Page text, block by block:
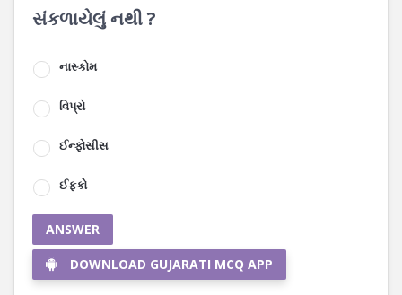
સંકળાયેલું નથી ?
નાસ્કોમ
વિપ્રો
ઈન્ફોસીસ
ઈફકો
ANSWER
DOWNLOAD GUJARATI MCQ APP